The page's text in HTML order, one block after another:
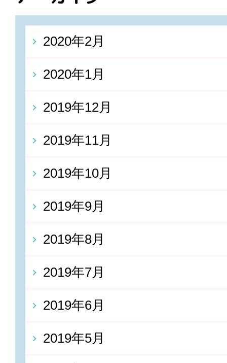
2020年2月
2020年1月
2019年12月
2019年11月
2019年10月
2019年9月
2019年8月
2019年7月
2019年6月
2019年5月